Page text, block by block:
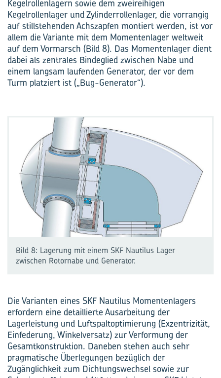
Kegelrollenlagern sowie dem zweireihigen
Kegelrollenlager und Zylinderrollenlager, die vorrangig
auf stillstehenden Achszapfen montiert werden, ist vor
allem die Variante mit dem Momentenlager weltweit
auf dem Vormarsch (Bild 8). Das Momentenlager dient
dabei als zentrales Bindeglied zwischen Nabe und
einem langsam laufenden Generator, der vor dem
Turm platziert ist („Bug-Generator“).
Bild 8: Lagerung mit einem SKF Nautilus Lager
zwischen Rotornabe und Generator.
Die Varianten eines SKF Nautilus Momentenlagers
erfordern eine detaillierte Ausarbeitung der
Lagerleistung und Luftspalt­optimierung (Exzentrizität,
Einfederung, Winkelversatz) zur Verformung der
Gesamtkonstruktion. Daneben stehen auch sehr
pragmatische Überlegungen bezüglich der
Zugänglichkeit zum Dichtungswechsel sowie zur